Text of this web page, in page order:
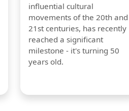
influential cultural
movements of the 20th and
21st centuries, has recently
reached a significant
milestone - it's turning 50
years old.